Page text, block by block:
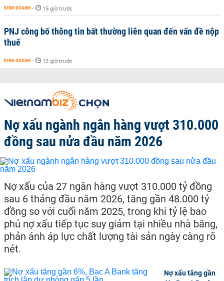
KINH DOANH - 15 giờ trước
PNJ công bố thông tin bất thường liên quan đến vấn đề nộp
thuế
KINH DOANH - 12 giờ trước
Nợ xấu ngành ngân hàng vượt 310.000
đồng sau nửa đầu năm 2026
Nợ xấu của 27 ngân hàng vượt 310.000 tỷ đồng
sau 6 tháng đầu năm 2026, tăng gần 48.000 tỷ
đồng so với cuối năm 2025, trong khi tỷ lệ bao
phủ nợ xấu tiếp tục suy giảm tại nhiều nhà băng,
phản ánh áp lực chất lượng tài sản ngày càng rõ
nét.
Nợ xấu tăng gần